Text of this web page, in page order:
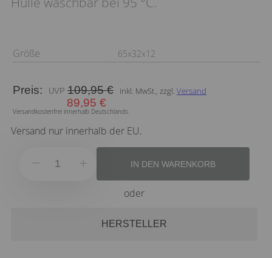
Größe 65x32x12
Preis:
109,95 €
89,95 €
inkl. MwSt., zzgl. Versand
Versandkostenfrei innerhalb Deutschlands.
Versand nur innerhalb der EU.
IN DEN WARENKORB
oder
HERSTELLER